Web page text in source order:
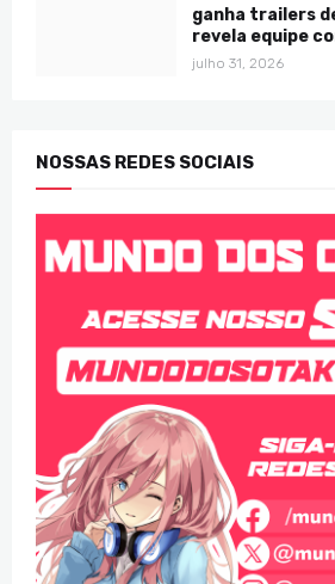
ganha trailers
revela equipe
julho 31, 2026
NOSSAS REDES SOCIAIS